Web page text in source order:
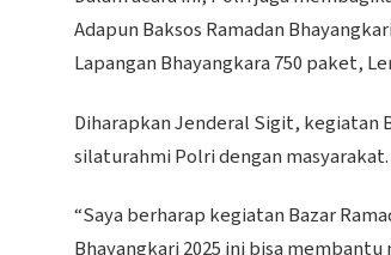
Adapun Baksos Ramadan
Lapangan Bhayangkara 750 paket,
Diharapkan Jenderal Sigit, kegiatan
silaturahmi Polri dengan masyarakat.
“Saya berharap kegiatan Bazar